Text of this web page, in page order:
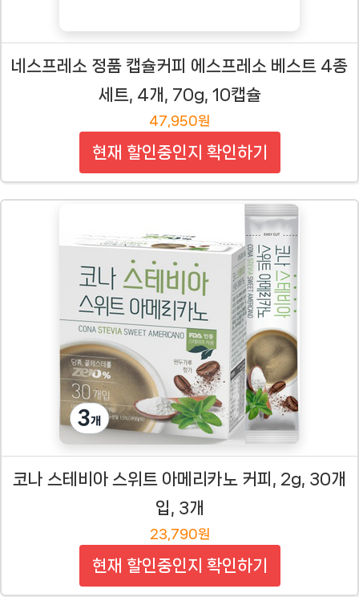
네스프레소 정품 캡슐커피 에스프레소 베스트 4종
세트, 4개, 70g, 10캡슐
47,950원
현재 할인중인지 확인하기
코나 스테비아 스위트 아메리카노 커피, 2g, 30개
입, 3개
23,790원
현재 할인중인지 확인하기